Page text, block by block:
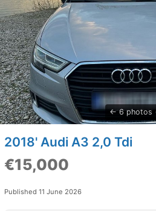
6 photos
2018' Audi A3 2,0 Tdi
€15,000
Published 11 June 2026